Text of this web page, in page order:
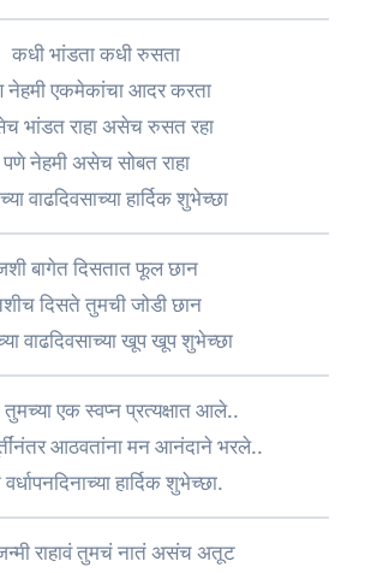
कधी भांडता कधी रुसता
नेहमी एकमेकांचा आदर करता
भांडत राहा असेच रुसत रहा
पणे नेहमी असेच सोबत राहा
वाढदिवसाच्या हार्दिक शुभेच्छा
बागेत दिसतात फूल छान
दिसते तुमची जोडी छान
वाढदिवसाच्या खूप खूप शुभेच्छा
तुमच्या एक स्वप्न प्रत्यक्षात आले..
आठवतांना मन आनंदाने भरले..
हार्दिक शुभेच्छा.
राहावं तुमचं नातं असंच अतूट